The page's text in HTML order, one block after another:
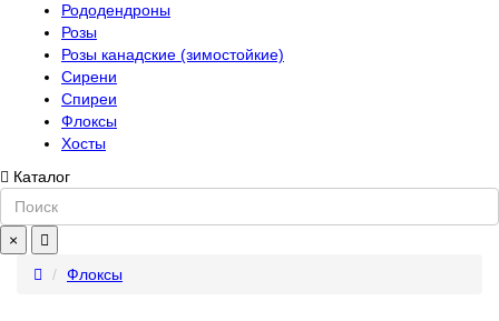
Рододендроны
Розы
Розы канадские (зимостойкие)
Сирени
Спиреи
Флоксы
Хосты
Каталог
×
Флоксы